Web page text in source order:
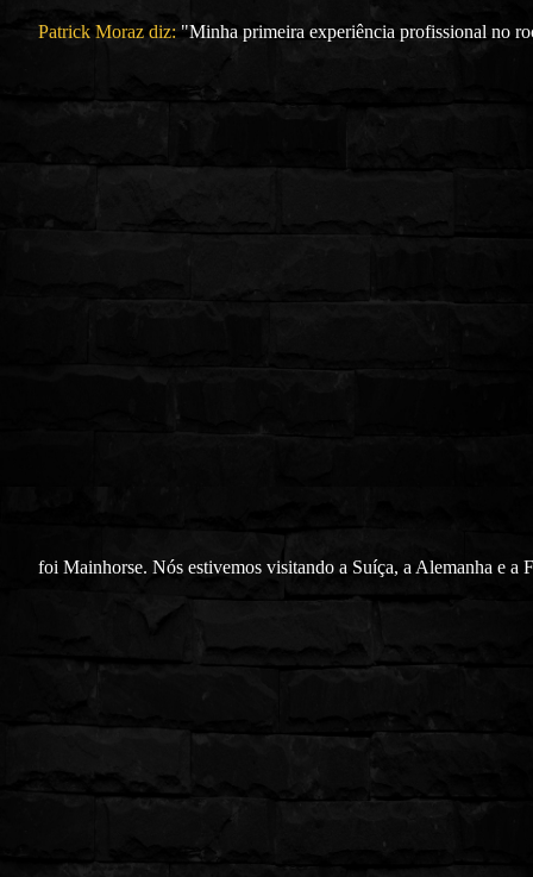
Patrick Moraz diz: "Minha primeira experiência profissional no
foi Mainhorse. Nós estivemos visitando a Suíça, a Alemanha e a